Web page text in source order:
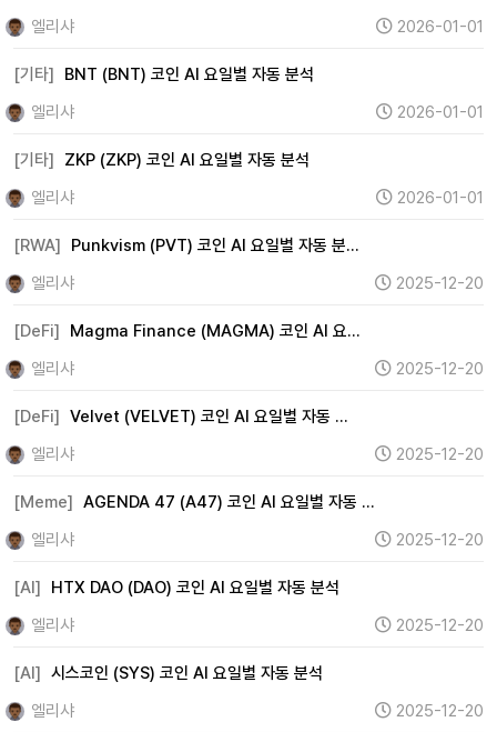
엘리샤
2026-01-01
[기타]
BNT (BNT) 코인 AI 요일별 자동 분석
엘리샤
2026-01-01
[기타]
ZKP (ZKP) 코인 AI 요일별 자동 분석
엘리샤
2026-01-01
[RWA]
Punkvism (PVT) 코인 AI 요일별 자동 분…
엘리샤
2025-12-20
[DeFi]
Magma Finance (MAGMA) 코인 AI 요…
엘리샤
2025-12-20
[DeFi] Velvet (VELVET) 코인 AI 요일별 자동 …
엘리샤
2025-12-20
[Meme] AGENDA 47 (A47) 코인 AI 요일별 자동 …
엘리샤
2025-12-20
[AI]
HTX DAO (DAO) 코인 AI 요일별 자동 분석
엘리샤
2025-12-20
[AI] 시스코인 (SYS) 코인 AI 요일별 자동 분석
엘리샤
2025-12-20